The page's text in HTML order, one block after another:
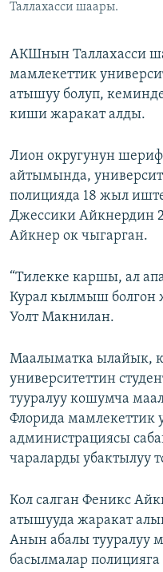
Таллахасси шаары.
АКШнын Таллахасси
мамлекеттик
атышуу болуп,
киши жаракат алды.
Лион округунун
айтымында,
полицияда 18 жыл
Джессики Айкнердин
Айкнер ок чыгарган.
“Тилекке каршы, ал
Курал кылмыш болгон
Уолт Макнилан.
Маалыматка ылайык,
университеттин
тууралуу кошумча
Флорида мамлекеттик
администрациясы
чараларды убактылуу
Кол салган Феникс
атышууда жаракат
Анын абалы тууралуу
басылмалар